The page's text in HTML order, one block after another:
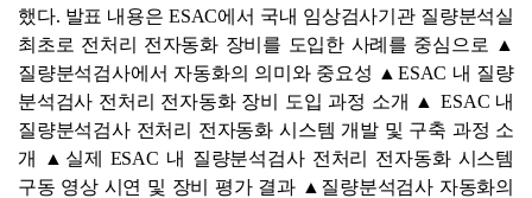
했다. 발표 내용은 ESAC에서 국내 임상검사기관 질량분석실
최초로 전처리 전자동화 장비를 도입한 사례를 중심으로 ▲
질량분석검사에서 자동화의 의미와 중요성 ▲ESAC 내 질량
분석검사 전처리 전자동화 장비 도입 과정 소개 ▲ ESAC 내
질량분석검사 전처리 전자동화 시스템 개발 및 구축 과정 소
개 ▲실제 ESAC 내 질량분석검사 전처리 전자동화 시스템
구동 영상 시연 및 장비 평가 결과 ▲질량분석검사 자동화의